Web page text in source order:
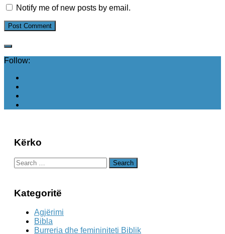
Notify me of new posts by email.
Follow:
Kërko
Search
for:
Kategoritë
Agjërimi
Bibla
Burreria dhe femininiteti Biblik